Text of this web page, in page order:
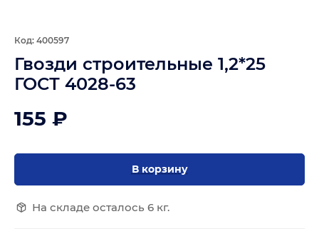
Код: 400597
Гвозди строительные 1,2*25
ГОСТ 4028-63
155 ₽
В корзину
На складе осталось 6 кг.